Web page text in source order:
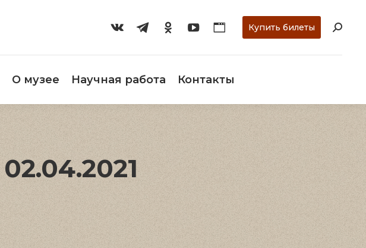
Купить билеты
О музее Научная работа Контакты
02.04.2021
О музее Научная работа Контакты